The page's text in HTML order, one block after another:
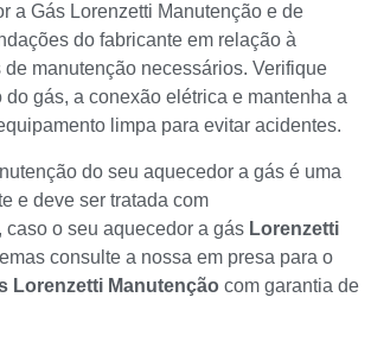
a Gás Lorenzetti Manutenção e de
do fabricante em relação à
manutenção necessários. Verifique
do gás, a conexão elétrica e mantenha a
limpa para evitar acidentes.
do seu aquecedor a gás é uma
e deve ser tratada com
o seu aquecedor a gás Lorenzetti
consulte a nossa em presa para o
Lorenzetti Manutenção com garantia de